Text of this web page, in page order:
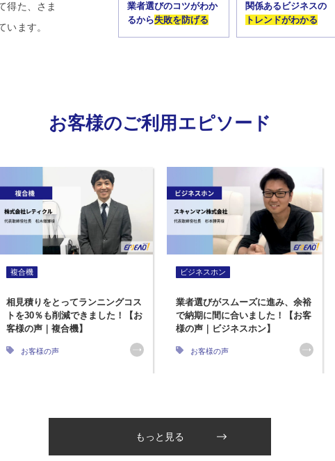
得た、さま
います。
業者選びのコツがわか
るから失敗を防げる
関係あるビジネスの
トレンドがわかる
お客様のご利用エピソード
複合機
相見積りをとってランニングコス
トを30％も削減できました！【お
客様の声｜複合機】
お客様の声
ビジネスホン
業者選びがスムーズに進み、余裕
で納期に間に合いました！【お客
様の声｜ビジネスホン】
お客様の声
もっと見る